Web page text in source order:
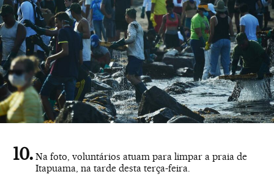
Na foto, voluntários atuam para limpar a praia de
Itapuama, na tarde desta terça-feira.